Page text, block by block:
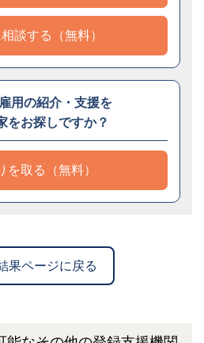
談する（無料）
用の紹介・支援を
をお探しですか？
を取る（無料）
果ページに戻る